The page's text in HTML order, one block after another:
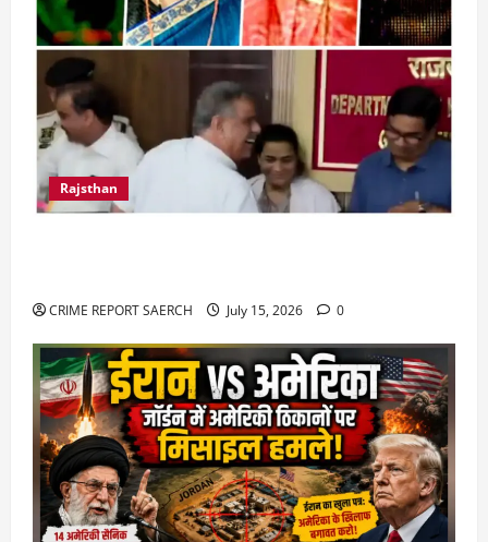
Rajsthan
CRIME REPORT SAERCH July 15, 2026 0